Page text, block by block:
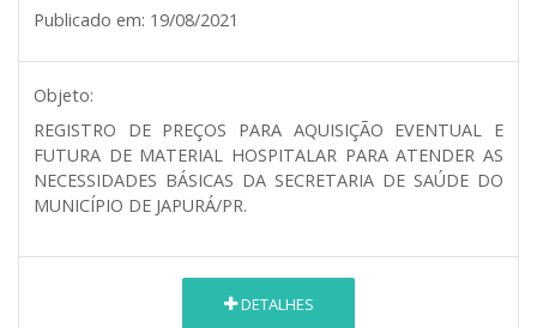
Publicado em: 19/08/2021
Objeto:
REGISTRO DE PREÇOS PARA AQUISIÇÃO EVENTUAL E
FUTURA DE MATERIAL HOSPITALAR PARA ATENDER AS
NECESSIDADES BÁSICAS DA SECRETARIA DE SAÚDE DO
MUNICÍPIO DE JAPURÁ/PR.
DETALHES